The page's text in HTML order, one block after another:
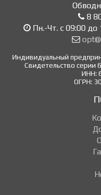
8
Пн.-Чт. с 09:00 до
Индивидуальный
Свидетельство серии
ИНН:
ОГРН: